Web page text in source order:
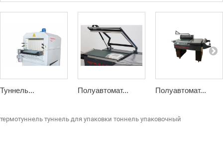
Туннель... Полуавтомат... Полуавтомат...
термотуннель туннель для упаковки тоннель упаковочный